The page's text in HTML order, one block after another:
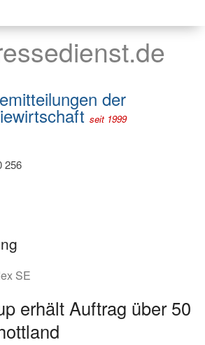
der
seit 1999
SE
erhält Auftrag über 50